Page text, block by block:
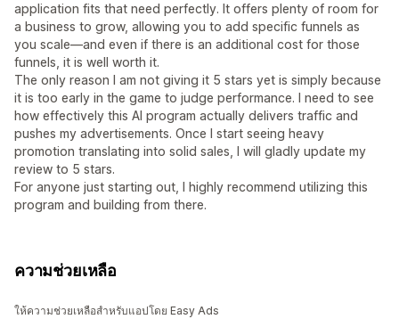
application fits that need perfectly. It offers plenty of room for
a business to grow, allowing you to add specific funnels as
you scale—and even if there is an additional cost for those
funnels, it is well worth it.
The only reason I am not giving it 5 stars yet is simply because
it is too early in the game to judge performance. I need to see
how effectively this AI program actually delivers traffic and
pushes my advertisements. Once I start seeing heavy
promotion translating into solid sales, I will gladly update my
review to 5 stars.
For anyone just starting out, I highly recommend utilizing this
program and building from there.
ความช่วยเหลือ
ให้ความช่วยเหลือสำหรับแอปโดย Easy Ads